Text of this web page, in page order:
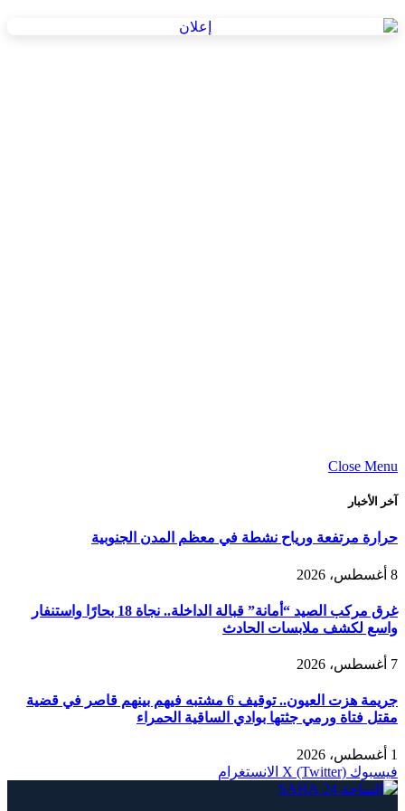
Close Menu
آخر الأخبار
حرارة مرتفعة ورياح نشطة في معظم المدن الجنوبية
8 أغسطس، 2026
غرق مركب الصيد “أمانة” قبالة الداخلة.. نجاة 18 بحارًا واستنفار
واسع لكشف ملابسات الحادث
7 أغسطس، 2026
جريمة هزت العيون.. توقيف 6 مشتبه فيهم بينهم قاصر في قضية
مقتل فتاة ورمي جثتها بوادي الساقية الحمراء
1 أغسطس، 2026
فيسبوك X (Twitter) الانستغرام